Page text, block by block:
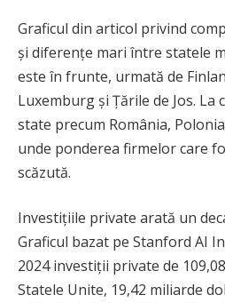
Graficul din articol privind
și diferențe mari între statele
este în frunte, urmată de
Luxemburg și Țările de Jos. La
state precum România,
unde ponderea firmelor care
scăzută.
Investițiile private arată un
Graficul bazat pe Stanford AI
2024 investiții private de
Statele Unite, 19,42 miliarde